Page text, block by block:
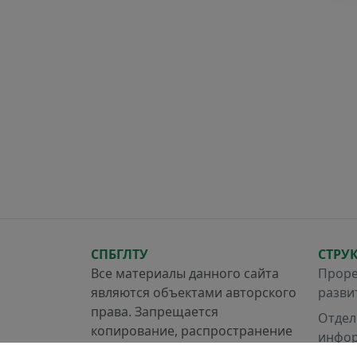
СПБГЛТУ
Все материалы данного сайта
являются объектами авторского
права. Запрещается
копирование, распространение